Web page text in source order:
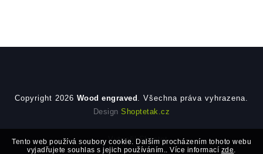
Tento web používá soubory cookie. Dalším procházením tohoto webu
vyjadřujete souhlas s jejich používáním.. Více informací zde.
Copyright 2026 Wood engraved . Všechna práva vyhrazena.
DesignShoptetak.cz
Vytvořil Shoptet